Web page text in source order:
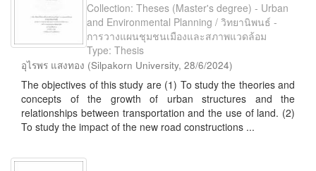
Collection: Theses (Master's degree) - Urban
and Environmental Planning / วิทยานิพนธ์ -
การวางแผนชุมชนเมืองและสภาพแวดล้อม
Type: Thesis
อุไรพร แสงทอง (Silpakorn University, 28/6/2024)
The objectives of this study are (1) To study the theories and
concepts of the growth of urban structures and the
relationships between transportation and the use of land. (2)
To study the impact of the new road constructions ...